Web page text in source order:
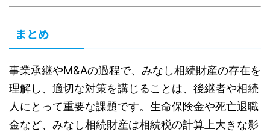
まとめ
事業承継やM&Aの過程で、みなし相続財産の存在を
理解し、適切な対策を講じることは、後継者や相続
人にとって重要な課題です。生命保険金や死亡退職
金など、みなし相続財産は相続税の計算上大きな影